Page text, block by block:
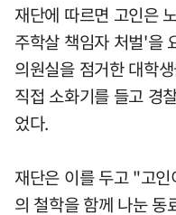
재단에 따르면 고인은
주학살 책임자 처벌'을
의원실을 점거한 대학
직접 소화기를 들고 경
었다.
재단은 이를 두고 "고
의 철학을 함께 나눈 동